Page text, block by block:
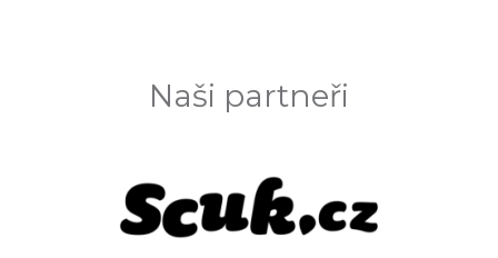
Naši partneři